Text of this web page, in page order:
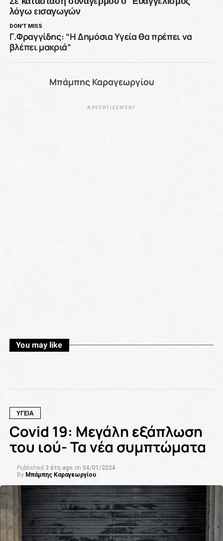
λόγω εισαγωγών
DON'T MISS
Γ.Φραγγίδης: “Η Δημόσια Υγεία θα πρέπει να
βλέπει μακριά”
Μπάμπης Καραγεωργίου
ADVERTISEMENT
You may like
ΥΓΕΙΑ
Covid 19: Μεγάλη εξάπλωση
του ιού- Τα νέα συμπτώματα
Published 3 έτη ago on 04/01/2024
By Μπάμπης Καραγεωργίου